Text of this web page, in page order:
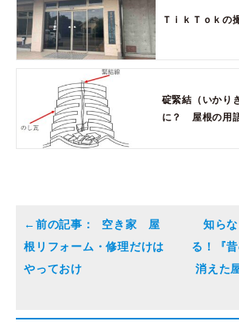
ＴｉｋＴｏｋの
碇緊結（いかり
に？ 屋根の用
空き家 屋
根リフォーム・修理だけは
やっておけ
知ら
る！『
消えた